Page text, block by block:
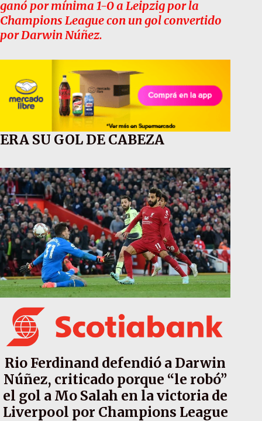
ganó por mínima 1-0 a Leipzig por la
Champions League con un gol convertido
por Darwin Núñez.
ERA SU GOL DE CABEZA
Rio Ferdinand defendió a Darwin
Núñez, criticado porque “le robó”
el gol a Mo Salah en la victoria de
Liverpool por Champions League